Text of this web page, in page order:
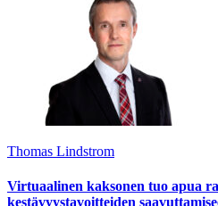
Thomas Lindstrom
Virtuaalinen kaksonen tuo apua
kestävyystavoitteiden